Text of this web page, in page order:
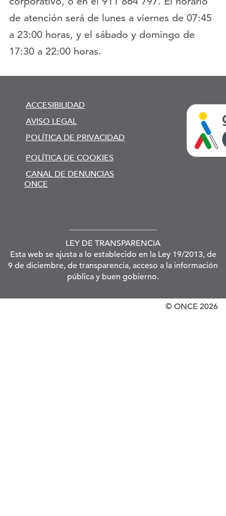
de atención será de lunes a viernes de 07:45
a 23:00 horas, y el sábado y domingo de
17:30 a 22:00 horas.
ACCESIBILIDAD
AVISO LEGAL
POLÍTICA DE PRIVACIDAD
POLÍTICA DE COOKIES
CANAL DE DENUNCIAS
ONCE
LEY DE TRANSPARENCIA
Esta web se ajusta a lo establecido en la Ley 19/2013, de
9 de diciembre, de transparencia, acceso a la información
pública y buen gobierno.
© ONCE 2026